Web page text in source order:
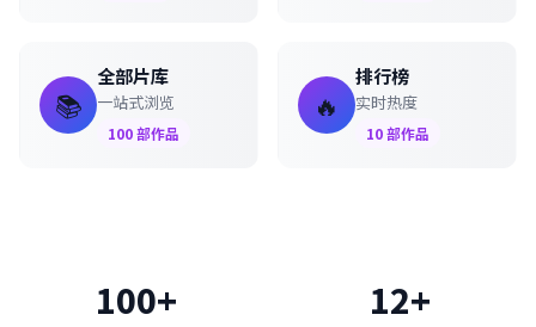
📚
全部片库
一站式浏览
100部作品
🔥
排行榜
实时热度
10部作品
100+ 12+